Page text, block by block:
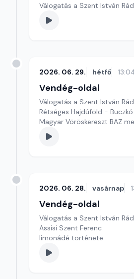
Válogatás a Szent István
2026. 06. 29. hétfő
Vendég-oldal
Válogatás a Szent István
Rétséges Hajdúföld -
Magyar Vöröskereszt BAZ
2026. 06. 28. vasárnap
Vendég-oldal
Válogatás a Szent István
Assisi Szent Ferenc
limonádé története